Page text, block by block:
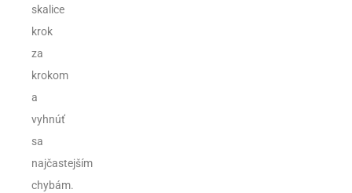
skalice
krok
za
krokom
a
vyhnúť
sa
najčastejším
chybám.